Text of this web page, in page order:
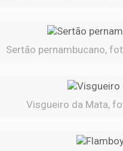
Sertão pernambucano,
Visgueiro da Mata,